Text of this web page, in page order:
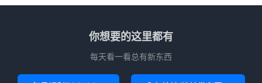
你想要的这里都有
每天看一看总有新东西